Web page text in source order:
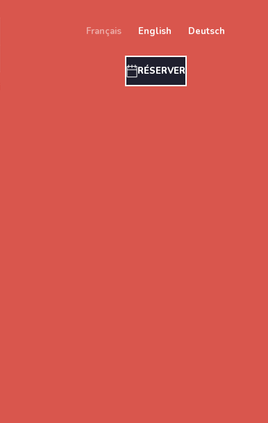
français english deutsch
RÉSERVER